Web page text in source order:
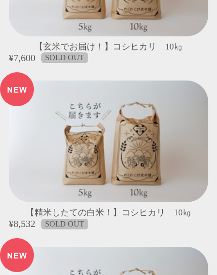
【玄米でお届け！】コシヒカリ 10㎏
¥7,600 SOLD OUT
【精米したての白米！】コシヒカリ 10㎏
¥8,532 SOLD OUT